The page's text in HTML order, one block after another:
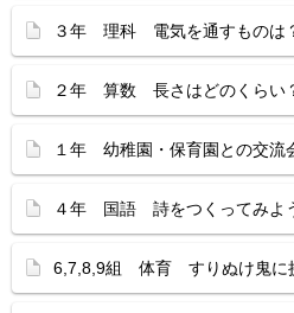
３年 理科 電気を通すものは
２年 算数 長さはどのくらい
１年 幼稚園・保育園との交流
４年 国語 詩をつくってみよ
6,7,8,9組 体育 すりぬけ鬼に